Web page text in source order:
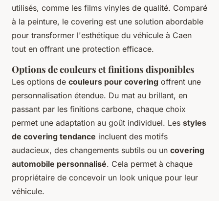
utilisés, comme les films vinyles de qualité. Comparé
à la peinture, le covering est une solution abordable
pour transformer l'esthétique du véhicule à Caen
tout en offrant une protection efficace.
Options de couleurs et finitions disponibles
Les options de couleurs pour covering offrent une
personnalisation étendue. Du mat au brillant, en
passant par les finitions carbone, chaque choix
permet une adaptation au goût individuel. Les styles
de covering tendance incluent des motifs
audacieux, des changements subtils ou un covering
automobile personnalisé. Cela permet à chaque
propriétaire de concevoir un look unique pour leur
véhicule.